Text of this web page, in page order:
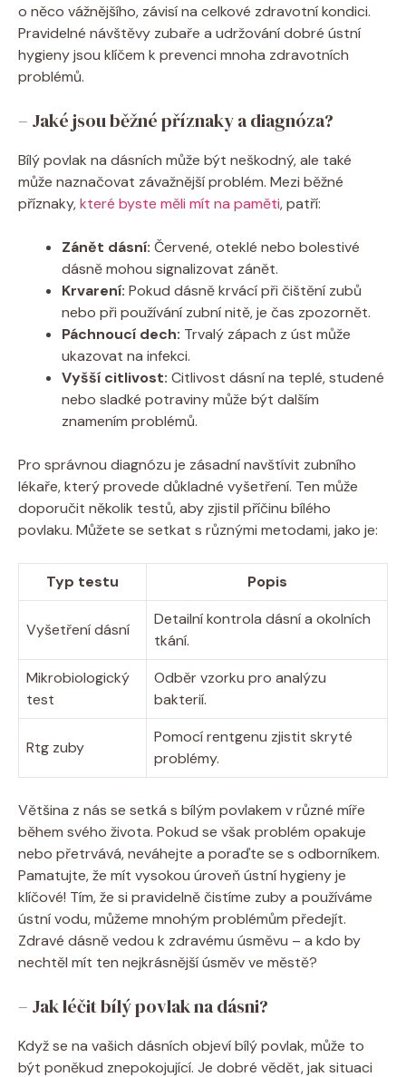
o něco vážnějšího, závisí na celkové zdravotní kondici.
Pravidelné návštěvy zubaře a udržování dobré ústní
hygieny jsou klíčem k prevenci mnoha zdravotních
problémů.
– Jaké jsou běžné příznaky a diagnóza?
Bílý povlak na dásních může být neškodný, ale také
může naznačovat závažnější problém. Mezi běžné
příznaky,které byste měli mít na paměti, patří:
Zánět dásní: Červené, oteklé nebo bolestivé
dásně mohou signalizovat zánět.
Krvarení: Pokud dásně krvácí při čištění zubů
nebo při používání zubní nitě, je čas zpozornět.
Páchnoucí dech: Trvalý zápach z úst může
ukazovat na infekci.
Vyšší citlivost: Citlivost dásní na teplé, studené
nebo sladké potraviny může být dalším
znamením problémů.
Pro správnou diagnózu je zásadní navštívit zubního
lékaře, který provede důkladné vyšetření. Ten může
doporučit několik testů, aby zjistil příčinu bílého
povlaku. Můžete se setkat s různými metodami, jako je:
Typ testu Popis
Vyšetření dásní
Detailní kontrola dásní a okolních
tkání.
Mikrobiologický
test
Odběr vzorku pro analýzu
bakterií.
Rtg zuby
Pomocí rentgenu zjistit skryté
problémy.
Většina z nás se setká s bílým povlakem v různé míře
během svého života. Pokud se však problém opakuje
nebo přetrvává, neváhejte a poraďte se s odborníkem.
Pamatujte, že mít vysokou úroveň ústní hygieny je
klíčové! Tím, že si pravidelně čistíme zuby a používáme
ústní vodu, můžeme mnohým problémům předejít.
Zdravé dásně vedou k zdravému úsměvu – a kdo by
nechtěl mít ten nejkrásnější úsměv ve městě?
– Jak léčit bílý povlak na dásni?
Když se na vašich dásních objeví bílý povlak, může to
být poněkud znepokojující. Je dobré vědět, jak situaci